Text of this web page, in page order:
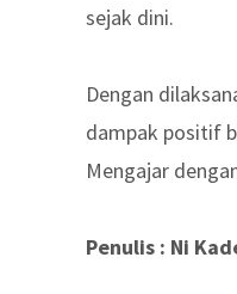
sejak dini.
Dengan
dampak positif
Mengajar
Penulis : Ni